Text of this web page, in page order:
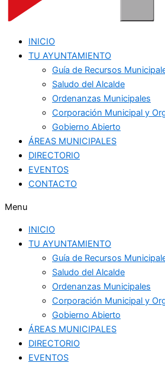
INICIO
TU AYUNTAMIENTO
Guía de Recursos
Saludo del Alcalde
Ordenanzas Municipales
Corporación Municipal y
Gobierno Abierto
ÁREAS MUNICIPALES
DIRECTORIO
EVENTOS
CONTACTO
Menu
INICIO
TU AYUNTAMIENTO
Guía de Recursos
Saludo del Alcalde
Ordenanzas Municipales
Corporación Municipal y
Gobierno Abierto
ÁREAS MUNICIPALES
DIRECTORIO
EVENTOS